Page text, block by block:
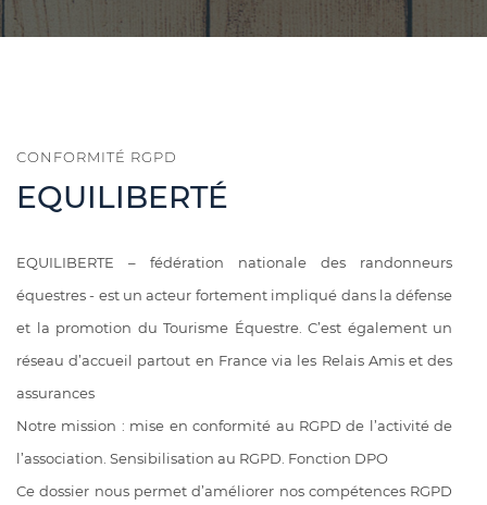
CONFORMITÉ RGPD
EQUILIBERTÉ
EQUILIBERTE – fédération nationale des randonneurs
équestres - est un acteur fortement impliqué dans la défense
et la promotion du Tourisme Équestre. C’est également un
réseau d’accueil partout en France via les Relais Amis et des
assurances
Notre mission : mise en conformité au RGPD de l’activité de
l’association. Sensibilisation au RGPD. Fonction DPO
Ce dossier nous permet d’améliorer nos compétences RGPD